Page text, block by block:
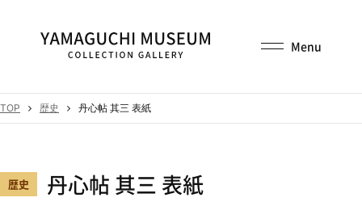
TOP 歴史 丹心帖 其三 表紙
歴史 丹心帖 其三 表紙